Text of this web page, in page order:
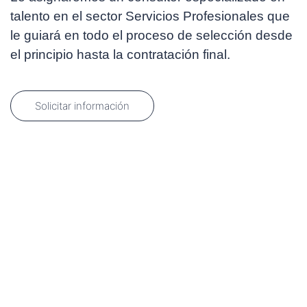
talento en el sector Servicios Profesionales que
le guiará en todo el proceso de selección desde
el principio hasta la contratación final.
Solicitar información